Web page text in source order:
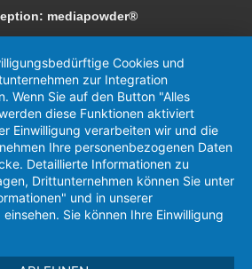
mediapowder®
Cookies und
zur Integration
Wenn Sie auf den Button "Alles
diese Funktionen aktiviert
Einwilligung verarbeiten wir und die
Ihre personenbezogenen Daten
Detaillierte Informationen zu
Drittunternehmen können Sie unter
und in unserer
Sie können Ihre Einwilligung